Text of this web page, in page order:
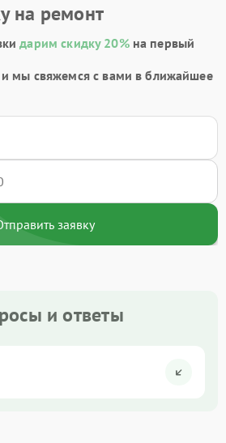
на ремонт
дарим скидку 20%на первый
мы свяжемся с вами в ближайшее
заявку
и ответы